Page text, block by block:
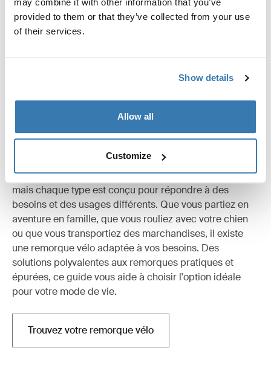
provided to them or that they’ve collected from your use
of their services.
Show details
Allow all
Customize
Remorques pour vélo pour toutes les
Les remorques pour vélo peuvent sembler similaires,
mais chaque type est conçu pour répondre à des
besoins et des usages différents. Que vous partiez en
aventure en famille, que vous rouliez avec votre chien
ou que vous transportiez des marchandises, il existe
une remorque vélo adaptée à vos besoins. Des
solutions polyvalentes aux remorques pratiques et
épurées, ce guide vous aide à choisir l'option idéale
pour votre mode de vie.
Trouvez votre remorque vélo